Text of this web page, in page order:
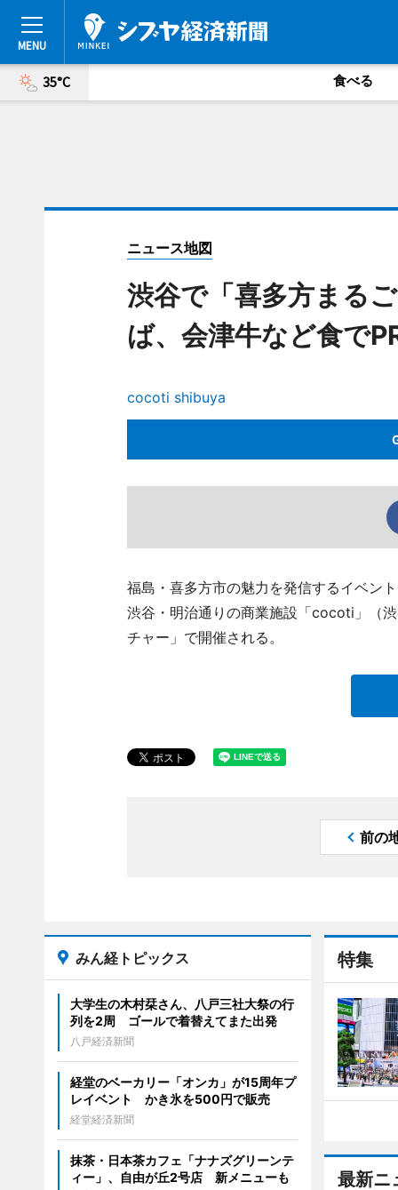
35°C 食べる
ニュース地図
渋谷で「喜多方まる
ば、会津牛など食で
cocoti shibuya
福島・喜多方市の魅力を発信するイベン
渋谷・明治通りの商業施設「cocoti」（
チャー」で開催される。
前の
特集
最新ニ
みん経トピックス
大学生の木村栞さん、八戸三社大祭の行
列を2周 ゴールで着替えてまた出発
八戸経済新聞
経堂のベーカリー「オンカ」が15周年プ
レイベント かき氷を500円で販売
経堂経済新聞
抹茶・日本茶カフェ「ナナズグリーンテ
ィー」、自由が丘2号店 新メニューも